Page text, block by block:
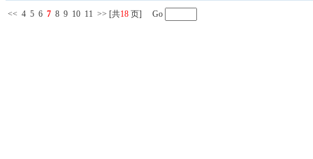
<< 4 5 6 7 8 9 10 11 >> [共18 页] Go